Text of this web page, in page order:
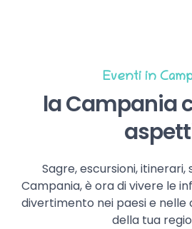
Eventi in
la Campania
Sagre, escursioni,
Campania, è ora di vivere le
divertimento nei paesi e
della tua